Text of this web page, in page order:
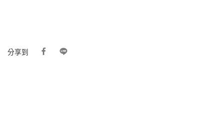
分享到